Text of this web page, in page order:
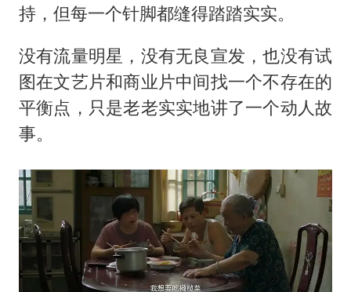
持，但每一个针脚都缝得踏踏实实。
没有流量明星，没有无良宣发，也没有试
图在文艺片和商业片中间找一个不存在的
平衡点，只是老老实实地讲了一个动人故
事。